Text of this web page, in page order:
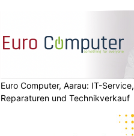
Euro Computer, Aarau: IT-Service,
Reparaturen und Technikverkauf